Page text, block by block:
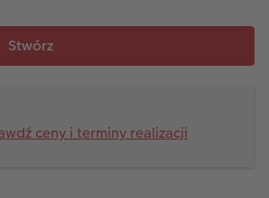
ceny i terminy realizacji